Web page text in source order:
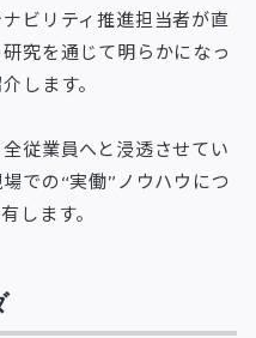
ビリティ推進担当者が直
究を通じて明らかになっ
します。
従業員へと浸透させてい
での“実働”ノウハウにつ
します。